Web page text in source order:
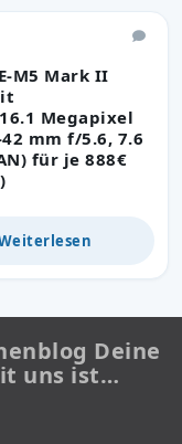
M5 Mark II
Megapixel
mm f/5.6, 7.6
für je 888€
Deine
uns ist…